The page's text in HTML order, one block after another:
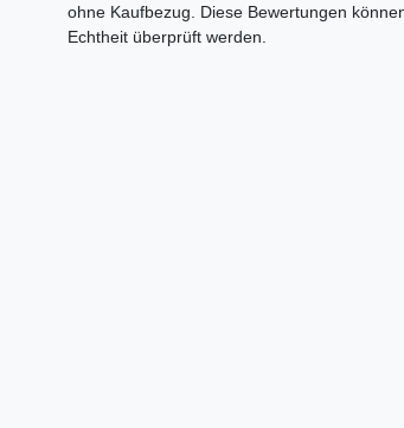
ohne Kaufbezug. Diese Bewertungen
Echtheit überprüft werden.